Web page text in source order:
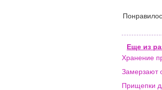
Еще из
Хранение
Замерзают
Прищепки